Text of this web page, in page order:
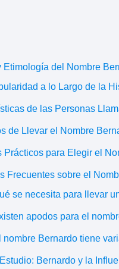
Etimología del Nombre
a lo Largo de la
de las Personas
de Llevar el Nombre
Prácticos para Elegir el
Frecuentes sobre el
se necesita para llevar
apodos para el
nombre Bernardo tiene
Bernardo y la